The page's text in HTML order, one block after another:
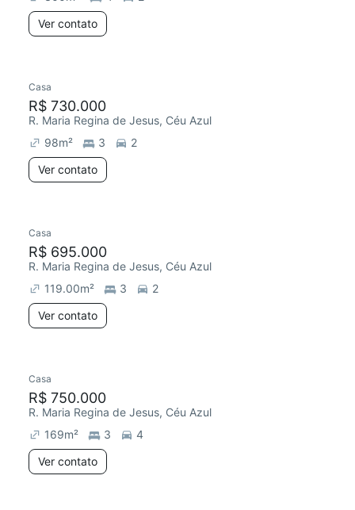
Ver contato
Casa
R$ 730.000
R. Maria Regina de Jesus, Céu Azul
98m² 3
2
Ver contato
Casa
R$ 695.000
R. Maria Regina de Jesus, Céu Azul
119.00m² 3
2
Ver contato
Casa
R$ 750.000
R. Maria Regina de Jesus, Céu Azul
169m² 3
4
Ver contato